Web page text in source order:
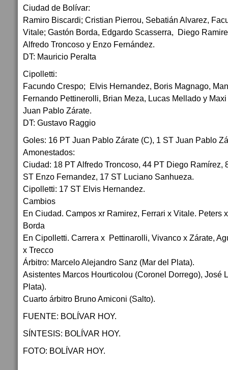
Ciudad de Bolívar:
Ramiro Biscardi; Cristian Pierrou, Sebatián Alvarez,
Vitale; Gastón Borda, Edgardo Scasserra, Diego
Alfredo Troncoso y Enzo Fernández.
DT: Mauricio Peralta
Cipolletti:
Facundo Crespo; Elvis Hernandez, Boris Magnago,
Fernando Pettinerolli, Brian Meza, Lucas Mellado y
Juan Pablo Zárate.
DT: Gustavo Raggio
Goles: 16 PT Juan Pablo Zárate (C), 1 ST Juan Pablo
Amonestados:
Ciudad: 18 PT Alfredo Troncoso, 44 PT Diego Ramírez,
ST Enzo Fernandez, 17 ST Luciano Sanhueza.
Cipolletti: 17 ST Elvis Hernandez.
Cambios
En Ciudad. Campos xr Ramirez, Ferrari x Vitale. Peters
Borda
En Cipolletti. Carrera x Pettinarolli, Vivanco x Zárate,
x Trecco
Árbitro: Marcelo Alejandro Sanz (Mar del Plata).
Asistentes Marcos Hourticolou (Coronel Dorrego), José
Plata).
Cuarto árbitro Bruno Amiconi (Salto).
FUENTE: BOLÍVAR HOY.
SÍNTESIS: BOLÍVAR HOY.
FOTO: BOLÍVAR HOY.